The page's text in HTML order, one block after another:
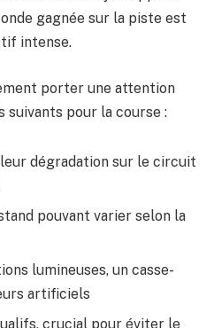
gagnée sur la piste est
intense.
porter une attention
pour la course :
dégradation sur le circuit
pouvant varier selon la
lumineuses, un casse-
artificiels
crucial pour éviter le